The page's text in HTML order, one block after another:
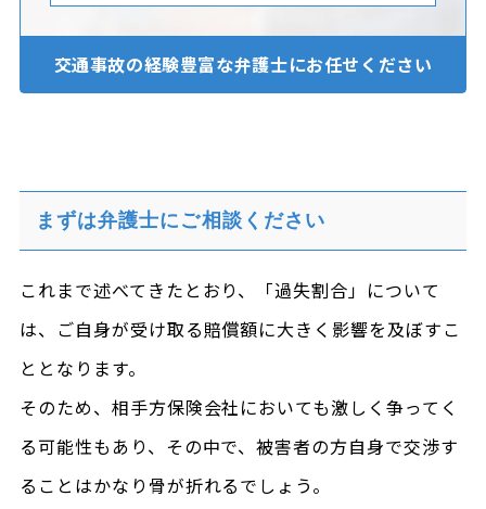
交通事故の経験豊富な弁護士にお任せください
まずは弁護士にご相談ください
これまで述べてきたとおり、「過失割合」について
は、ご自身が受け取る賠償額に大きく影響を及ぼすこ
ととなります。
そのため、相手方保険会社においても激しく争ってく
る可能性もあり、その中で、被害者の方自身で交渉す
ることはかなり骨が折れるでしょう。